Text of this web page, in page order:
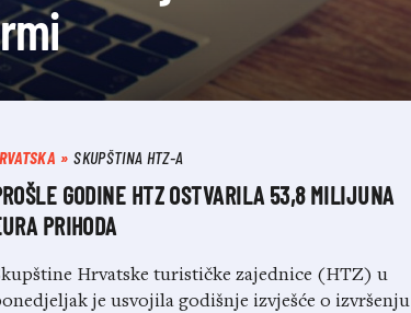
SKUPŠTINA HTZ-A
GODINE HTZ OSTVARILA 53,8 MILIJUNA
PRIHODA
Hrvatske turističke zajednice (HTZ) u
je usvojila godišnje izvješće o izvršenju